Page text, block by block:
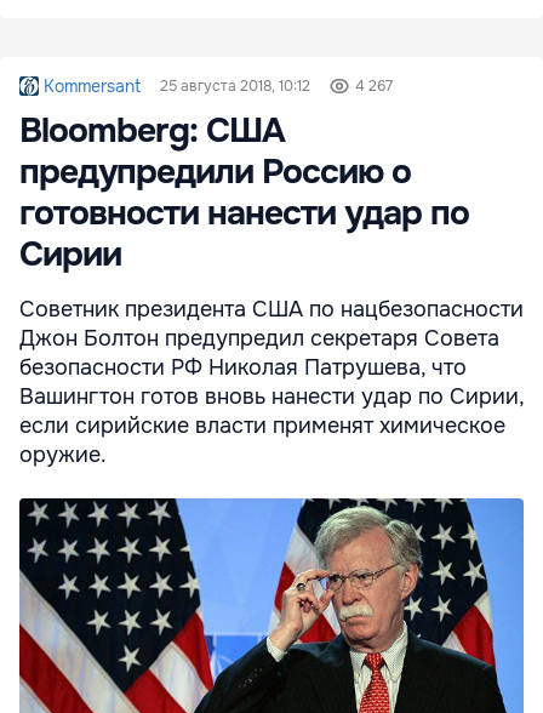
Kommersant 25 августа 2018, 10:12 4 267
Bloomberg: США
предупредили Россию о
готовности нанести удар по
Сирии
Советник президента США по нацбезопасности
Джон Болтон предупредил секретаря Совета
безопасности РФ Николая Патрушева, что
Вашингтон готов вновь нанести удар по Сирии,
если сирийские власти применят химическое
оружие.